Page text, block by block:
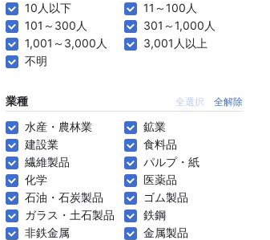
10人以下
11～100人
101～300人
301～1,000人
1,001～3,000人
3,001人以上
不明
業種 全選択 全解除
水産・農林業
鉱業
建設業
食料品
繊維製品
パルプ・紙
化学
医薬品
石油・石炭製品
ゴム製品
ガラス・土石製品
鉄鋼
非鉄金属
金属製品